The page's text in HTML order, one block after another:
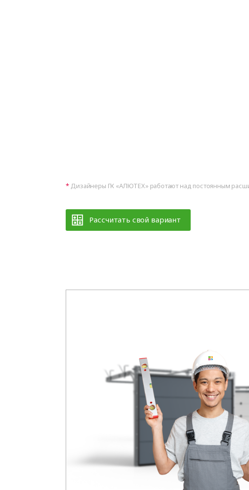
Дизайнеры ГК «АЛЮТЕХ» работают над постоянным
Рассчитать свой вариант